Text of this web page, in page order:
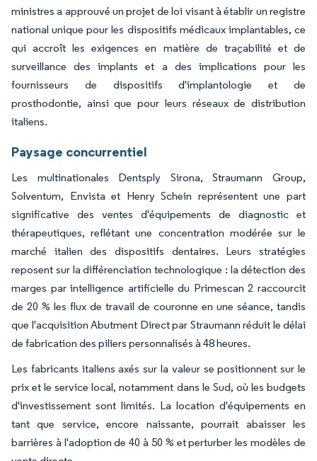
ministres a approuvé un projet de loi visant à établir un registre
national unique pour les dispositifs médicaux implantables, ce
qui accroît les exigences en matière de traçabilité et de
surveillance des implants et a des implications pour les
fournisseurs de dispositifs d'implantologie et de
prosthodontie, ainsi que pour leurs réseaux de distribution
italiens.
Paysage concurrentiel
Les multinationales Dentsply Sirona, Straumann Group,
Solventum, Envista et Henry Schein représentent une part
significative des ventes d'équipements de diagnostic et
thérapeutiques, reflétant une concentration modérée sur le
marché italien des dispositifs dentaires. Leurs stratégies
reposent sur la différenciation technologique : la détection des
marges par intelligence artificielle du Primescan 2 raccourcit
de 20 % les flux de travail de couronne en une séance, tandis
que l'acquisition Abutment Direct par Straumann réduit le délai
de fabrication des piliers personnalisés à 48 heures.
Les fabricants italiens axés sur la valeur se positionnent sur le
prix et le service local, notamment dans le Sud, où les budgets
d'investissement sont limités. La location d'équipements en
tant que service, encore naissante, pourrait abaisser les
barrières à l'adoption de 40 à 50 % et perturber les modèles de